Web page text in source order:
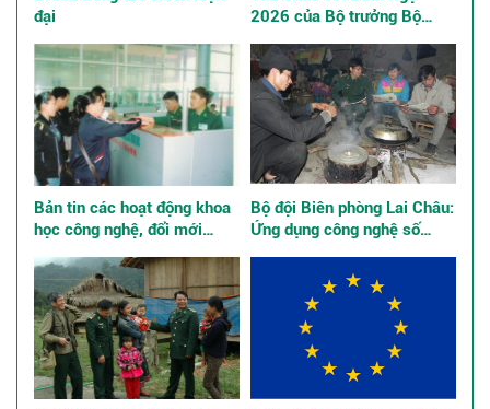
đại
2026 của Bộ trưởng Bộ
Bản tin các hoạt động khoa
học công nghệ, đổi mới
Bộ đội Biên phòng Lai Châu:
Ứng dụng công nghệ số